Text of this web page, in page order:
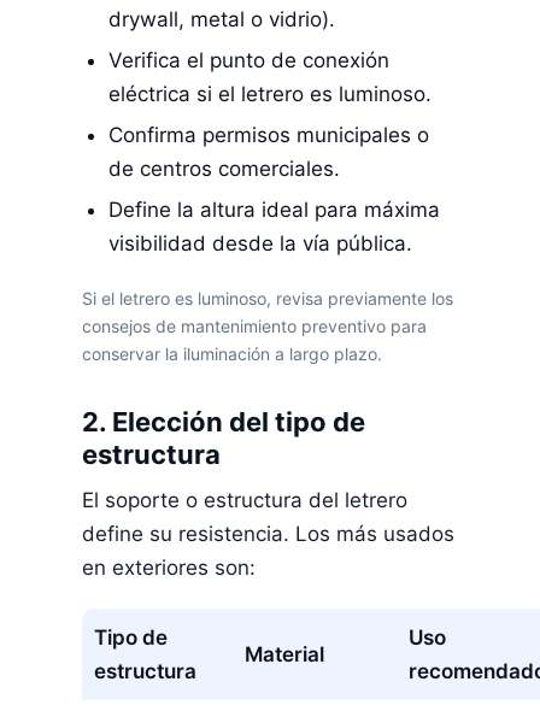
drywall, metal o vidrio).
Verifica el punto de conexión
eléctrica si el letrero es luminoso.
Confirma permisos municipales o
de centros comerciales.
Define la altura ideal para máxima
visibilidad desde la vía pública.
Si el letrero es luminoso, revisa previamente los
consejos de mantenimiento preventivo para
conservar la iluminación a largo plazo.
2. Elección del tipo de
estructura
El soporte o estructura del letrero
define su resistencia. Los más usados
en exteriores son:
Tipo de
estructura
Material
Uso